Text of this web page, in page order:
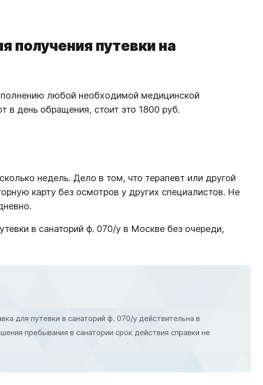
получения путевки на
любой необходимой медицинской
в день обращения, стоит это 1800 руб.
недель. Дело в том, что терапевт или другой
карту без осмотров у других специалистов. Не
в санаторий ф. 070/у в Москве без очереди,
для путевки в санаторий ф. 070/у действительна в
пребывания в санатории срок действия справки не